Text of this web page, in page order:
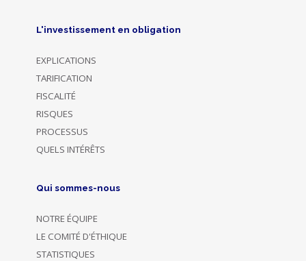
L'investissement en obligation
EXPLICATIONS
TARIFICATION
FISCALITÉ
RISQUES
PROCESSUS
QUELS INTÉRÊTS
Qui sommes-nous
NOTRE ÉQUIPE
LE COMITÉ D'ÉTHIQUE
STATISTIQUES